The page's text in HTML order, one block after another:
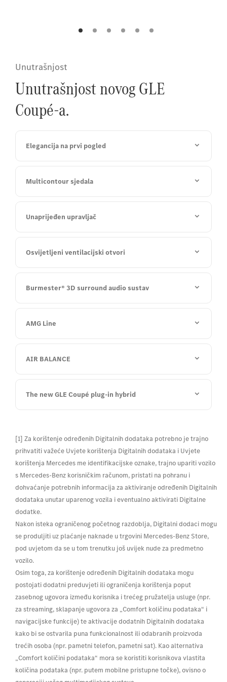
Unutrašnjost
Unutrašnjost novog GLE
Coupé-a.
Elegancija na prvi pogled
Multicontour sjedala
Unaprijeđen upravljač
Osvijetljeni ventilacijski otvori
Burmester® 3D surround audio sustav
AMG Line
AIR BALANCE
The new GLE Coupé plug-in hybrid
[1] Za korištenje određenih Digitalnih dodataka potrebno je trajno
prihvatiti važeće Uvjete korištenja Digitalnih dodataka i Uvjete
korištenja Mercedes me identifikacijske oznake, trajno upariti vozilo
s Mercedes-Benz korisničkim računom, pristati na pohranu i
dohvaćanje potrebnih informacija za aktiviranje određenih Digitalnih
dodataka unutar uparenog vozila i eventualno aktivirati Digitalne
dodatke.
Nakon isteka ograničenog početnog razdoblja, Digitalni dodaci mogu
se produljiti uz plaćanje naknade u trgovini Mercedes-Benz Store,
pod uvjetom da se u tom trenutku još uvijek nude za predmetno
vozilo.
Osim toga, za korištenje određenih Digitalnih dodataka mogu
postojati dodatni preduvjeti ili ograničenja korištenja poput
zasebnog ugovora između korisnika i trećeg pružatelja usluge (npr.
za streaming, sklapanje ugovora za „Comfort količinu podataka“ i
navigacijske funkcije) te aktivacije dodatnih Digitalnih dodataka
kako bi se ostvarila puna funkcionalnost ili odabranih proizvoda
trećih osoba (npr. pametni telefon, pametni sat). Kao alternativa
„Comfort količini podataka“ mora se koristiti korisnikova vlastita
količina podataka (npr. putem mobilne pristupne točke), ovisno o